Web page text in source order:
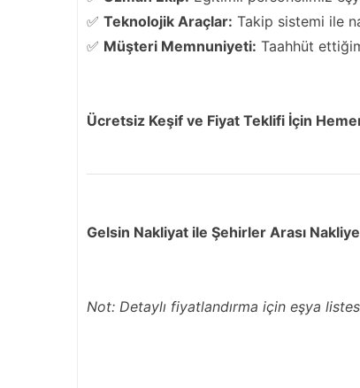
✅ Teknolojik Araçlar: Takip sistemi ile
✅ Müşteri Memnuniyeti: Taahhüt
Ücretsiz Keşif ve Fiyat Teklifi İçin
Gelsin Nakliyat ile Şehirler Arası
Not: Detaylı fiyatlandırma için eşya